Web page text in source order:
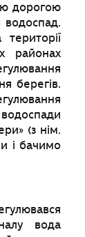
дорогою
водоспад.
районах
берегів.
(з нім.
і бачимо
вода